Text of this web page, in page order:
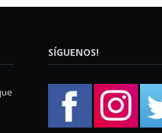
SÍGUENOS!